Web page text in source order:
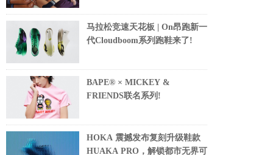
马拉松竞速天花板 | On昂跑新一
代Cloudboom系列跑鞋来了!
BAPE® × MICKEY &
FRIENDS联名系列!
HOKA 震撼发布复刻升级鞋款
HUAKA PRO，解锁都市无界可